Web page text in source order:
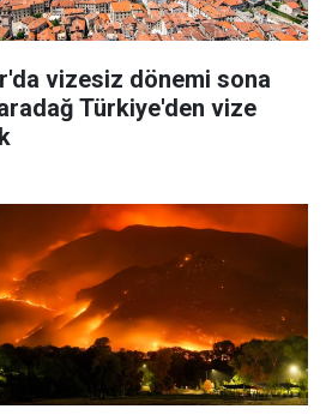
vizesiz dönemi sona
Türkiye'den vize